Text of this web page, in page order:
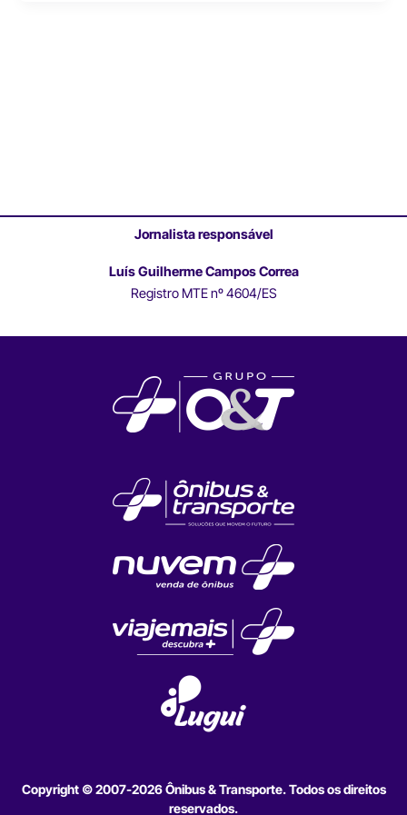
Jornalista responsável
Luís Guilherme Campos Correa
Registro MTE nº 4604/ES
Copyright © 2007-2026 Ônibus & Transporte. Todos os direitos
reservados.